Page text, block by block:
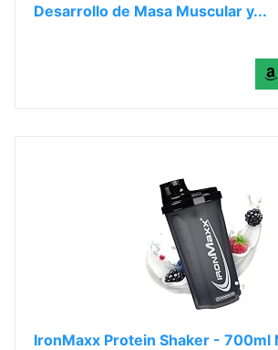
Desarrollo de Masa Muscular y...
IronMaxx Protein Shaker - 700ml